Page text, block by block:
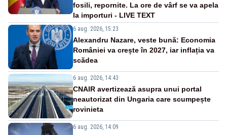
fosili, repornite. La ore de vârf se va apela
la importuri - LIVE TEXT
6 aug. 2026, 15:23
Alexandru Nazare, veste bună: Economia
României va crește în 2027, iar inflația va
scădea
6 aug. 2026, 14:43
CNAIR avertizează asupra unui portal
neautorizat din Ungaria care scumpește
rovinieta
6 aug. 2026, 14:09